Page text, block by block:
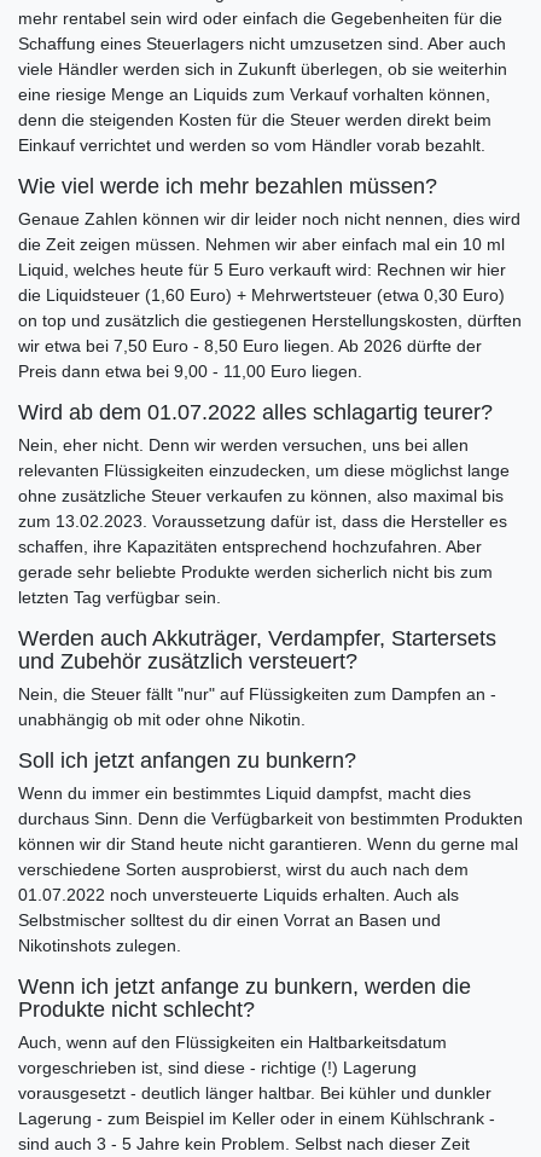
mehr rentabel sein wird oder einfach die Gegebenheiten für die
Schaffung eines Steuerlagers nicht umzusetzen sind. Aber auch
viele Händler werden sich in Zukunft überlegen, ob sie weiterhin
eine riesige Menge an Liquids zum Verkauf vorhalten können,
denn die steigenden Kosten für die Steuer werden direkt beim
Einkauf verrichtet und werden so vom Händler vorab bezahlt.
Wie viel werde ich mehr bezahlen müssen?
Genaue Zahlen können wir dir leider noch nicht nennen, dies wird
die Zeit zeigen müssen. Nehmen wir aber einfach mal ein 10 ml
Liquid, welches heute für 5 Euro verkauft wird: Rechnen wir hier
die Liquidsteuer (1,60 Euro) + Mehrwertsteuer (etwa 0,30 Euro)
on top und zusätzlich die gestiegenen Herstellungskosten, dürften
wir etwa bei 7,50 Euro - 8,50 Euro liegen. Ab 2026 dürfte der
Preis dann etwa bei 9,00 - 11,00 Euro liegen.
Wird ab dem 01.07.2022 alles schlagartig teurer?
Nein, eher nicht. Denn wir werden versuchen, uns bei allen
relevanten Flüssigkeiten einzudecken, um diese möglichst lange
ohne zusätzliche Steuer verkaufen zu können, also maximal bis
zum 13.02.2023. Voraussetzung dafür ist, dass die Hersteller es
schaffen, ihre Kapazitäten entsprechend hochzufahren. Aber
gerade sehr beliebte Produkte werden sicherlich nicht bis zum
letzten Tag verfügbar sein.
Werden auch Akkuträger, Verdampfer, Startersets
und Zubehör zusätzlich versteuert?
Nein, die Steuer fällt "nur" auf Flüssigkeiten zum Dampfen an -
unabhängig ob mit oder ohne Nikotin.
Soll ich jetzt anfangen zu bunkern?
Wenn du immer ein bestimmtes Liquid dampfst, macht dies
durchaus Sinn. Denn die Verfügbarkeit von bestimmten Produkten
können wir dir Stand heute nicht garantieren. Wenn du gerne mal
verschiedene Sorten ausprobierst, wirst du auch nach dem
01.07.2022 noch unversteuerte Liquids erhalten. Auch als
Selbstmischer solltest du dir einen Vorrat an Basen und
Nikotinshots zulegen.
Wenn ich jetzt anfange zu bunkern, werden die
Produkte nicht schlecht?
Auch, wenn auf den Flüssigkeiten ein Haltbarkeitsdatum
vorgeschrieben ist, sind diese - richtige (!) Lagerung
vorausgesetzt - deutlich länger haltbar. Bei kühler und dunkler
Lagerung - zum Beispiel im Keller oder in einem Kühlschrank -
sind auch 3 - 5 Jahre kein Problem. Selbst nach dieser Zeit